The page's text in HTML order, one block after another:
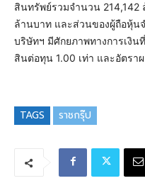
สินทรัพย์รวมจำนวน
ล้านบาท และส่วนของผู้ถือหุ้น
บริษัทฯ มีศักยภาพทางการเงิ
สินต่อทุน 1.00 เท่า และอัตรา
TAGS ราชกรุ๊ป